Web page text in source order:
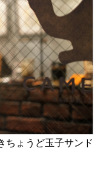
ちょうど玉子サンド